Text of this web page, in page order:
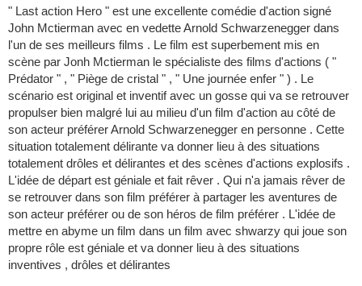
" Last action Hero " est une excellente comédie d'action signé
John Mctierman avec en vedette Arnold Schwarzenegger dans
l'un de ses meilleurs films . Le film est superbement mis en
scène par Jonh Mctierman le spécialiste des films d'actions ( "
Prédator " , " Piège de cristal " , " Une journée enfer " ) . Le
scénario est original et inventif avec un gosse qui va se retrouver
propulser bien malgré lui au milieu d'un film d'action au côté de
son acteur préférer Arnold Schwarzenegger en personne . Cette
situation totalement délirante va donner lieu à des situations
totalement drôles et délirantes et des scènes d'actions explosifs .
L'idée de départ est géniale et fait rêver . Qui n'a jamais rêver de
se retrouver dans son film préférer à partager les aventures de
son acteur préférer ou de son héros de film préférer . L'idée de
mettre en abyme un film dans un film avec shwarzy qui joue son
propre rôle est géniale et va donner lieu à des situations
inventives , drôles et délirantes